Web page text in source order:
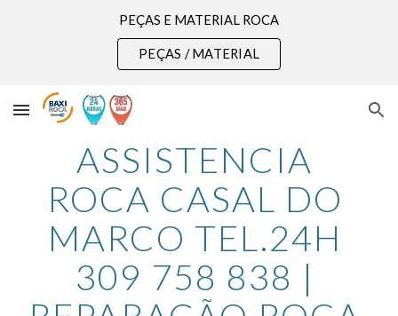
Skip to main content
PEÇAS E MATERIAL ROCA
PEÇAS / MATERIAL
ASSISTENCIA
ROCA CASAL DO
MARCO TEL.24H
309 758 838 |